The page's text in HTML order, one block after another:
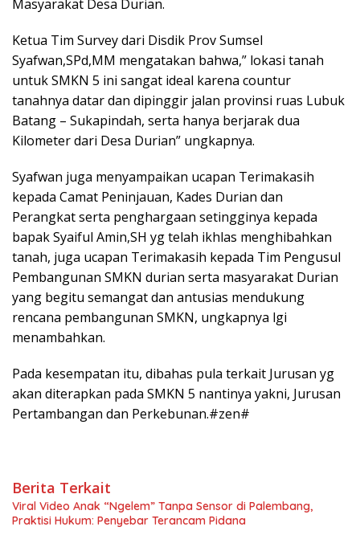
Masyarakat Desa Durian.
Ketua Tim Survey dari Disdik Prov Sumsel
Syafwan,SPd,MM mengatakan bahwa,” lokasi tanah
untuk SMKN 5 ini sangat ideal karena countur
tanahnya datar dan dipinggir jalan provinsi ruas Lubuk
Batang – Sukapindah, serta hanya berjarak dua
Kilometer dari Desa Durian” ungkapnya.
Syafwan juga menyampaikan ucapan Terimakasih
kepada Camat Peninjauan, Kades Durian dan
Perangkat serta penghargaan setingginya kepada
bapak Syaiful Amin,SH yg telah ikhlas menghibahkan
tanah, juga ucapan Terimakasih kepada Tim Pengusul
Pembangunan SMKN durian serta masyarakat Durian
yang begitu semangat dan antusias mendukung
rencana pembangunan SMKN, ungkapnya lgi
menambahkan.
Pada kesempatan itu, dibahas pula terkait Jurusan yg
akan diterapkan pada SMKN 5 nantinya yakni, Jurusan
Pertambangan dan Perkebunan.#zen#
Berita Terkait
Viral Video Anak “Ngelem” Tanpa Sensor di Palembang,
Praktisi Hukum: Penyebar Terancam Pidana